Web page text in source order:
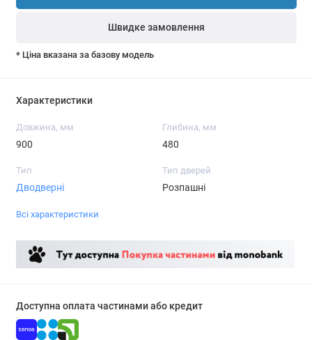
Швидке замовлення
* Ціна вказана за базову модель
Характеристики
Довжина, мм
900
Глибина, мм
480
Тип
Дводверні
Тип дверей
Розпашні
Всі характеристики
Доступна оплата частинами або кредит